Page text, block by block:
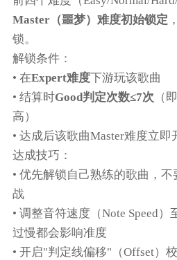
Master（噩梦）难度初始锁定
锁。
解锁条件：
• 在Expert难度下游玩该歌曲
• 结算时Good判定次数≤7次 （
高）
• 达成后该歌曲Master难度立
达成技巧：
• 优先解锁自己熟练的歌曲，
战
• 调整音符速度（Note Speed
过慢都会影响准度
• 开启"判定线偏移"（Offset）